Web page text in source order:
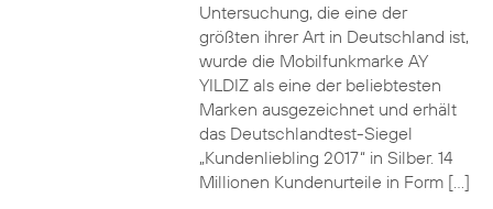
Untersuchung, die eine der
größten ihrer Art in Deutschland ist,
wurde die Mobilfunkmarke AY
YILDIZ als eine der beliebtesten
Marken ausgezeichnet und erhält
das Deutschlandtest-Siegel
„Kundenliebling 2017“ in Silber. 14
Millionen Kundenurteile in Form […]